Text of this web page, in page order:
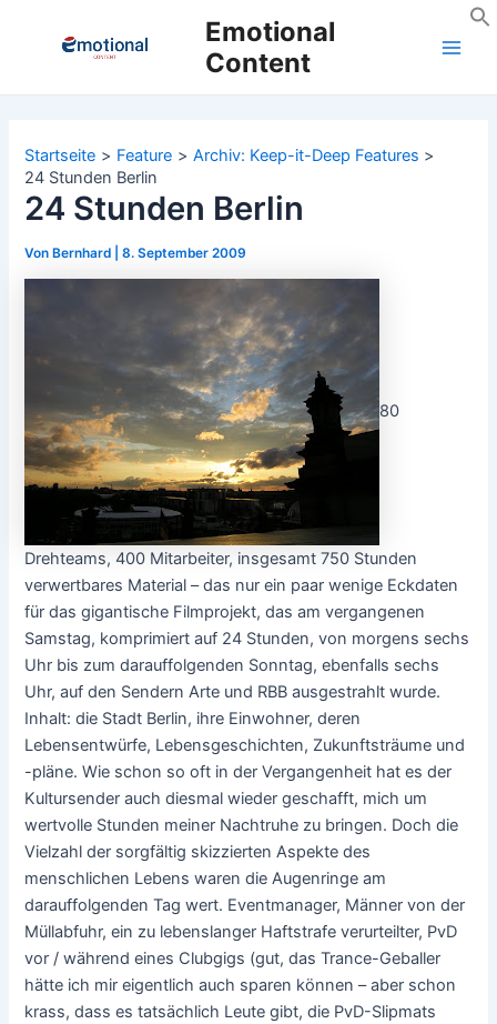
Emotional
Content
Startseite Feature
Archiv: Keep-it-Deep Features
24 Stunden Berlin
24 Stunden Berlin
Von Bernhard |8. September 2009
80
Drehteams, 400 Mitarbeiter, insgesamt 750 Stunden
verwertbares Material – das nur ein paar wenige Eckdaten
für das gigantische Filmprojekt, das am vergangenen
Samstag, komprimiert auf 24 Stunden, von morgens sechs
Uhr bis zum darauffolgenden Sonntag, ebenfalls sechs
Uhr, auf den Sendern Arte und RBB ausgestrahlt wurde.
Inhalt: die Stadt Berlin, ihre Einwohner, deren
Lebensentwürfe, Lebensgeschichten, Zukunftsträume und
-pläne. Wie schon so oft in der Vergangenheit hat es der
Kultursender auch diesmal wieder geschafft, mich um
wertvolle Stunden meiner Nachtruhe zu bringen. Doch die
Vielzahl der sorgfältig skizzierten Aspekte des
menschlichen Lebens waren die Augenringe am
darauffolgenden Tag wert. Eventmanager, Männer von der
Müllabfuhr, ein zu lebenslanger Haftstrafe verurteilter, PvD
vor / während eines Clubgigs (gut, das Trance-Geballer
hätte ich mir eigentlich auch sparen können – aber schon
krass, dass es tatsächlich Leute gibt, die PvD-Slipmats